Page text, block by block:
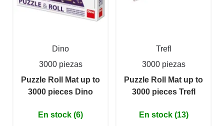
Dino
3000 piezas
Puzzle Roll Mat up to
3000 pieces Dino
En stock (6)
Trefl
3000 piezas
Puzzle Roll Mat up to
3000 pieces Trefl
En stock (13)